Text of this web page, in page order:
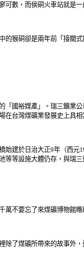
數，而侯硐火車站就是一
的猴硐卻是兩年前「接關
「國裕媒產」。瑞三鑛業
在台灣煤礦業發展史上具
始建於日治大正9年（西
等等設施大體仍存，與瑞
萬不要忘了來煤礦博物館
除了煤礦所帶來的故事外